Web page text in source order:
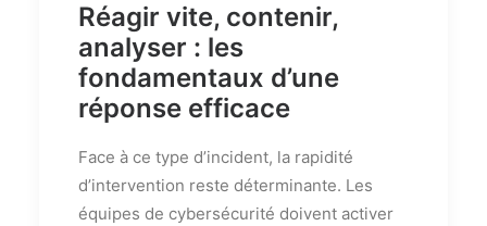
Réagir vite, contenir,
analyser : les
fondamentaux d’une
réponse efficace
Face à ce type d’incident, la rapidité
d’intervention reste déterminante. Les
équipes de cybersécurité doivent activer